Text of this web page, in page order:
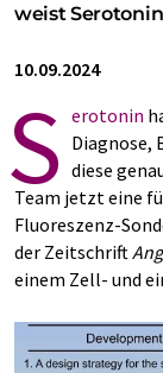
weist
10.09.2024
S erotonin
Diagnose,
diese
Team jetzt eine
Fluoreszenz-
der Zeitschrift
einem Zell- und